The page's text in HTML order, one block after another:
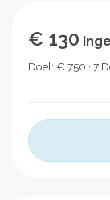
€ 130
Doel: € 750 · 7